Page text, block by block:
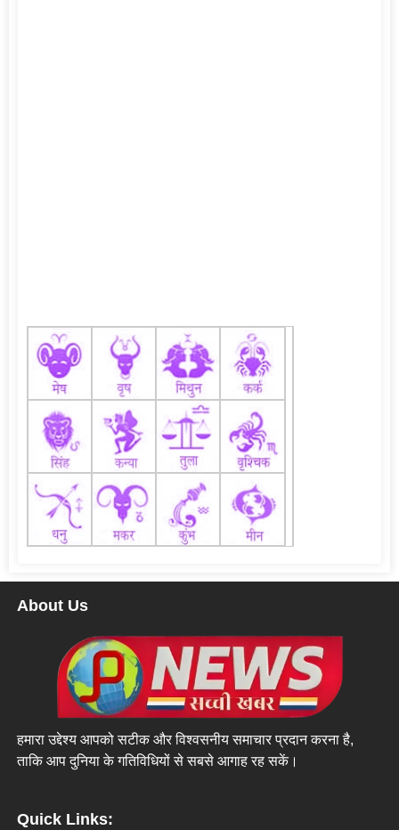
About Us
हमारा उद्देश्य आपको सटीक और विश्वसनीय समाचार प्रदान करना है,
ताकि आप दुनिया के गतिविधियों से सबसे आगाह रह सकें।
Quick Links: